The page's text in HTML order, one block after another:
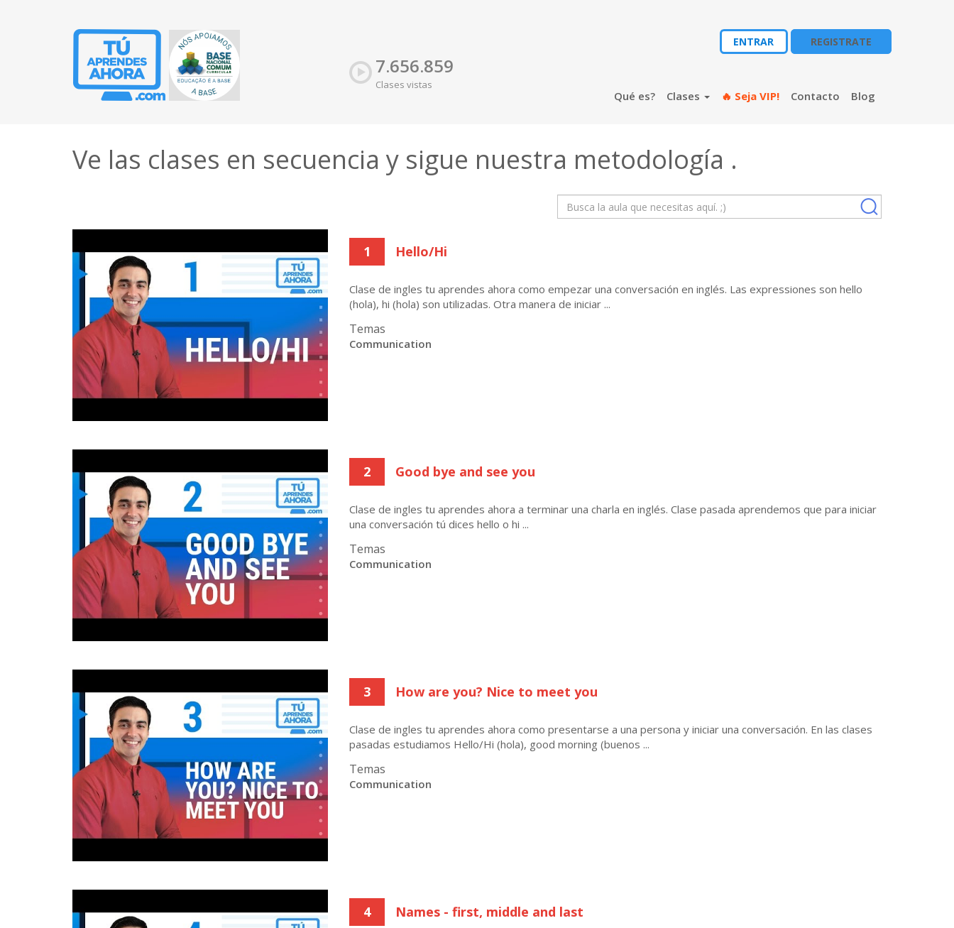
ENTRAR REGISTRATE
7.656.859
Clases vistas
Qué es? Clases 🔥 Seja VIP! Contacto Blog
Ve las clases en secuencia y sigue nuestra metodología .
1 Hello/Hi
Clase de ingles tu aprendes ahora como empezar una conversación en inglés. Las expressiones son hello
(hola), hi (hola) son utilizadas. Otra manera de iniciar ...
Temas
Communication
2 Good bye and see you
Clase de ingles tu aprendes ahora a terminar una charla en inglés. Clase pasada aprendemos que para iniciar
una conversación tú dices hello o hi ...
Temas
Communication
3 How are you? Nice to meet you
Clase de ingles tu aprendes ahora como presentarse a una persona y iniciar una conversación. En las clases
pasadas estudiamos Hello/Hi (hola), good morning (buenos ...
Temas
Communication
4 Names - first, middle and last